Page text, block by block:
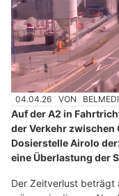
04.04.26 VON
Auf der A2 in
der Verkehr zwischen
Dosierstelle Airolo
eine Überlastung der
Der Zeitverlust beträgt